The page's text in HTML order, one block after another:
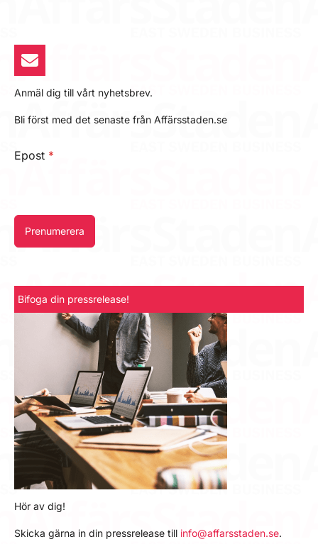
Anmäl dig till vårt nyhetsbrev.
Bli först med det senaste från Affärsstaden.se
Epost *
Prenumerera
Bifoga din pressrelease!
Hör av dig!
Skicka gärna in din pressrelease till info@affarsstaden.se.